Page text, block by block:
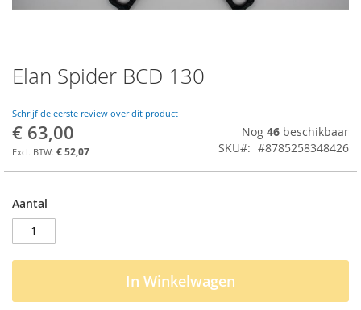
Elan Spider BCD 130
Schrijf de eerste review over dit product
€ 63,00
€ 52,07
Nog 46 beschikbaar
SKU
#8785258348426
Aantal
In Winkelwagen
Ga
naar
begin
van
de
afbeeldingen-